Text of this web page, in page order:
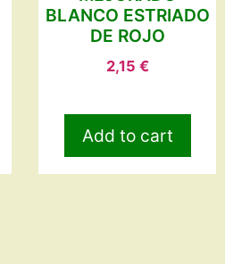
BLANCO ESTRIADO
DE ROJO
2,15 €
Add to cart